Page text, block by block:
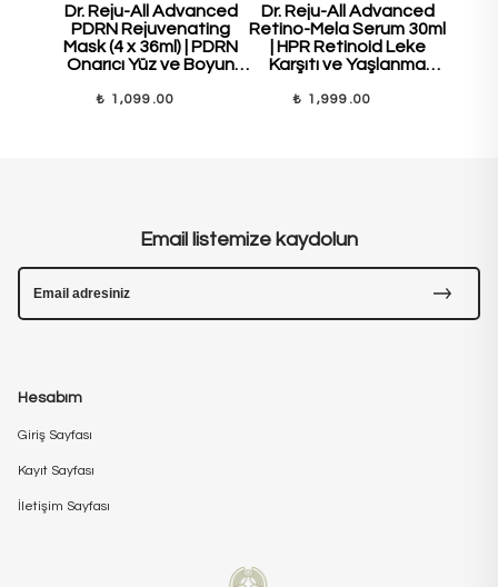
Dr. Reju-All Advanced
PDRN Rejuvenating
Mask (4 x 36ml) | PDRN
Onarıcı Yüz ve Boyun
₺ 1,099.00
Dr. Reju-All Advanced
Retino-Mela Serum 30ml
| HPR Retinoid Leke
Karşıtı ve Yaşlanma
₺ 1,999.00
Hesabım
Giriş Sayfası
Kayıt Sayfası
İletişim Sayfası
Email listemize kaydolun